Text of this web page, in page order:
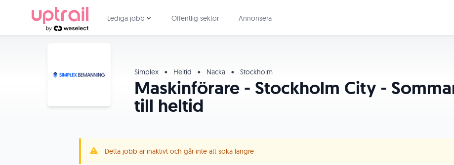
Lediga jobb Offentlig sektor Annonsera
Simplex • Heltid • Nacka • Stockholm
Maskinförare - Stockholm City -
till heltid
Detta jobb är inaktivt och går inte att söka längre